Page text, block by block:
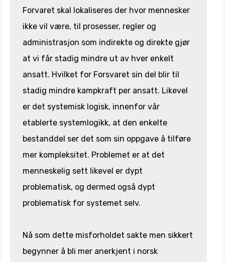
Forvaret skal lokaliseres der hvor mennesker
ikke vil være, til prosesser, regler og
administrasjon som indirekte og direkte gjør
at vi får stadig mindre ut av hver enkelt
ansatt. Hvilket for Forsvaret sin del blir til
stadig mindre kampkraft per ansatt. Likevel
er det systemisk logisk, innenfor vår
etablerte systemlogikk, at den enkelte
bestanddel ser det som sin oppgave å tilføre
mer kompleksitet. Problemet er at det
menneskelig sett likevel er dypt
problematisk, og dermed også dypt
problematisk for systemet selv.
Nå som dette misforholdet sakte men sikkert
begynner å bli mer anerkjent i norsk